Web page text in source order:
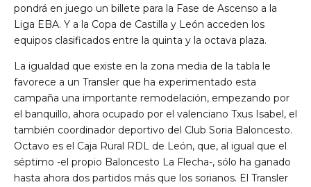
pondrá en juego un billete para la Fase de Ascenso a la
Liga EBA. Y a la Copa de Castilla y León acceden los
equipos clasificados entre la quinta y la octava plaza.
La igualdad que existe en la zona media de la tabla le
favorece a un Transler que ha experimentado esta
campaña una importante remodelación, empezando por
el banquillo, ahora ocupado por el valenciano Txus Isabel, el
también coordinador deportivo del Club Soria Baloncesto.
Octavo es el Caja Rural RDL de León, que, al igual que el
séptimo -el propio Baloncesto La Flecha-, sólo ha ganado
hasta ahora dos partidos más que los sorianos. El Transler